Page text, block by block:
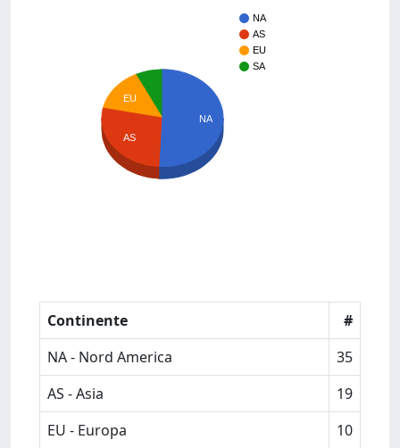
NA
AS
EU
SA
EU
AS
NA
Continente
#
NA - Nord America
35
AS - Asia
19
EU - Europa
10